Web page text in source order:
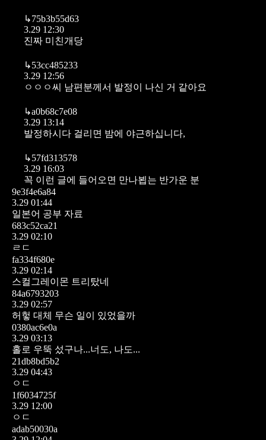
↳75b3b55d63
3.29 12:30
진짜 미친개당
↳53cc485233
3.29 12:56
ㅇㅇㅇ씨 남편분께서 발정이 나신 거 같아요
↳a0b68c7e08
3.29 13:14
발정하시다 걸리면 밤에 야근하십니다,
↳57fd313578
3.29 16:03
꼭 이런 글에 들어오면 만나뵙는 반가운 분
9e3f4e6a84
3.29 01:44
일본어 공부 자료
683c52ca21
3.29 02:10
ㄹㄷ
fa334f680e
3.29 02:14
스컬그레이몬 트리탔네
84a6793203
3.29 02:57
허헣 대체 무슨 일이 있었을까
0380ac6e0a
3.29 03:13
홀로 우뚝 섰구나...너도, 나도...
21db8bd5b2
3.29 04:43
ㅇㄷ
1f6034725f
3.29 12:00
ㅇㄷ
adab50030a